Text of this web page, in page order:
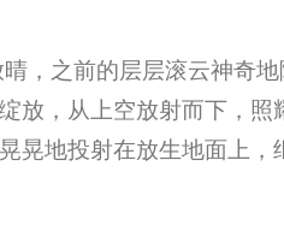
，之前的层层滚云神奇
放，从上空放射而下，
地投射在放生地面上，